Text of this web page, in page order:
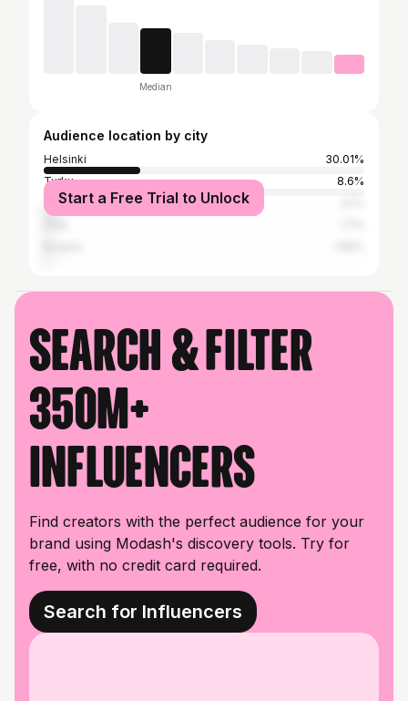
Median
Audience location by city
Helsinki
30.01%
Turku
8.6%
Tampere
Start a Free Trial to Unlock
Search & filter
350M+
influencers
Find creators with the perfect audience for your
brand using Modash's discovery tools. Try for
free, with no credit card required.
Search for Influencers